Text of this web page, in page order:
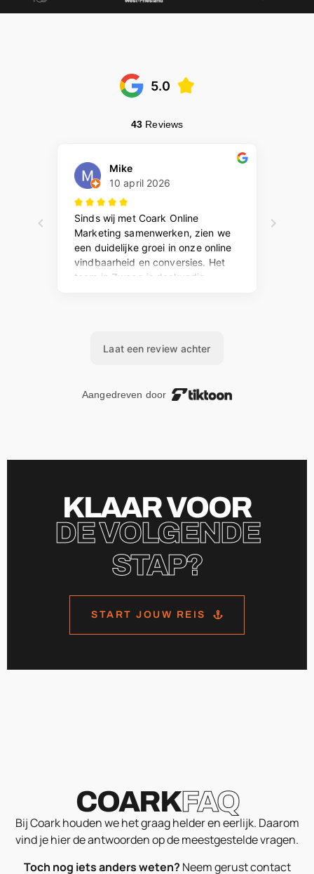
KLAAR VOOR
DE VOLGENDE
STAP?
START JOUW REIS
COARKFAQ
Bij Coark houden we het graag helder en eerlijk. Daarom
vind je hier de antwoorden op de meestgestelde vragen.
Toch nog iets anders weten? Neem gerust contact